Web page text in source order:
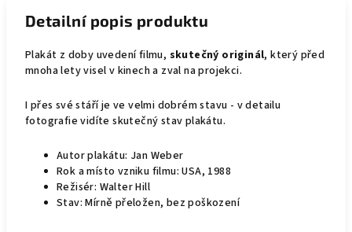
Detailní popis produktu
Plakát z doby uvedení filmu, skutečný originál, který před
mnoha lety visel v kinech a zval na projekci.
I přes své stáří je ve velmi dobrém stavu - v detailu
fotografie vidíte skutečný stav plakátu.
Autor plakátu: Jan Weber
Rok a místo vzniku filmu: USA, 1988
Režisér: Walter Hill
Stav: Mírně přeložen, bez poškození